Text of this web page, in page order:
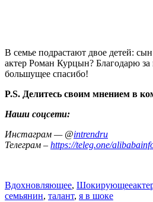
В семье подрастают двое детей:
актер Роман Курцын? Благодарю за
большущее спасибо!
P.S. Делитесь своим мнением в
Наши соцсети:
Инстаграм — @intrendru
Телеграм – https://teleg.one/
Вдохновляющее, Шокирующее
семьянин, талант, я в шоке